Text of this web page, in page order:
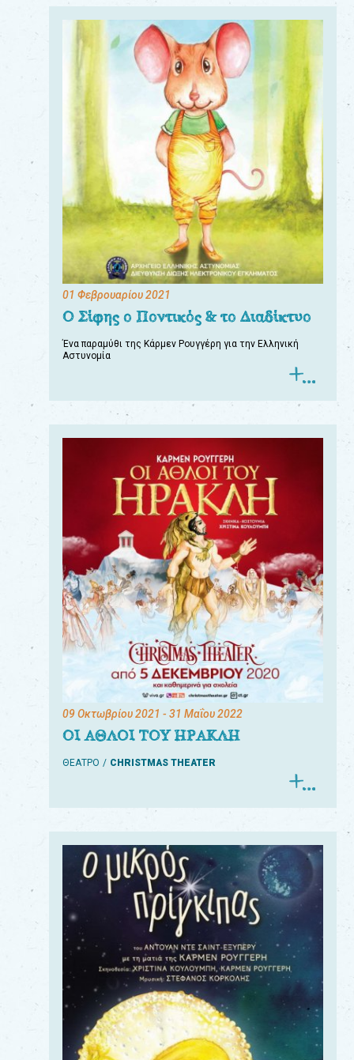
01 Φεβρουαρίου 2021
Ο Σίφης ο Ποντικός & το Διαδίκτυο
Ένα παραμύθι της Κάρμεν Ρουγγέρη για την Ελληνική
Αστυνομία
09 Οκτωβρίου 2021 - 31 Μαΐου 2022
ΟΙ ΑΘΛΟΙ ΤΟΥ ΗΡΑΚΛΗ
ΘΕΑΤΡΟ CHRISTMAS THEATER